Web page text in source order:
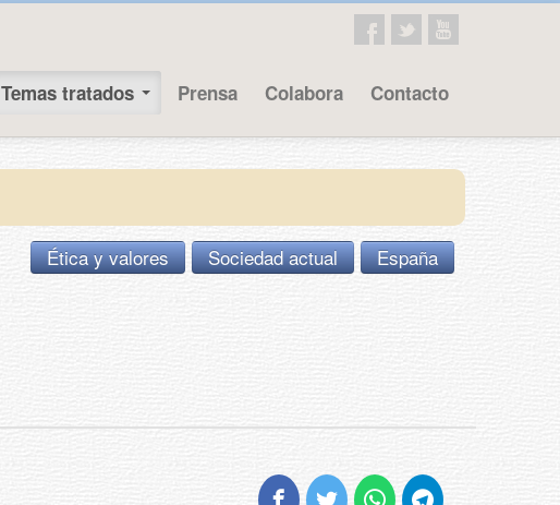
Temas tratados Prensa Colabora Contacto
Ética y valores Sociedad actual España